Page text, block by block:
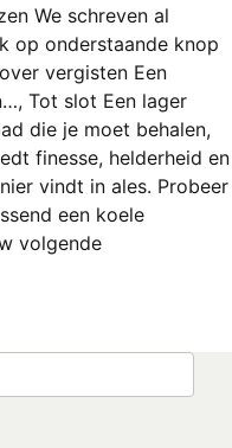
We schreven al
op onderstaande knop
vergisten Een
Tot slot Een lager
die je moet behalen,
finesse, helderheid en
vindt in ales. Probeer
een koele
volgende